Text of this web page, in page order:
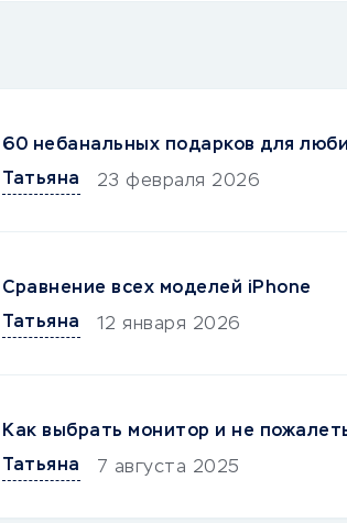
60 небанальных подарков для
Татьяна
23 февраля 2026
Сравнение всех моделей iPhone
Татьяна
12 января 2026
Как выбрать монитор и не
Татьяна
7 августа 2025